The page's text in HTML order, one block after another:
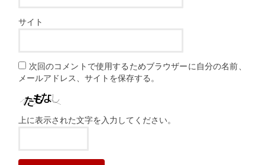
サイト
次回のコメントで使用するためブラウザーに自分の名前、
メールアドレス、サイトを保存する。
上に表示された文字を入力してください。